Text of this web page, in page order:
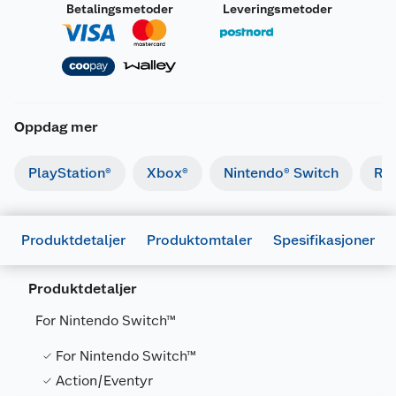
Betalingsmetoder Leveringsmetoder
Oppdag mer
PlayStation® Xbox® Nintendo® Switch
Produktdetaljer Produktomtaler Spesifikasjoner
Produktdetaljer
For Nintendo Switch™
For Nintendo Switch™
Action/Eventyr